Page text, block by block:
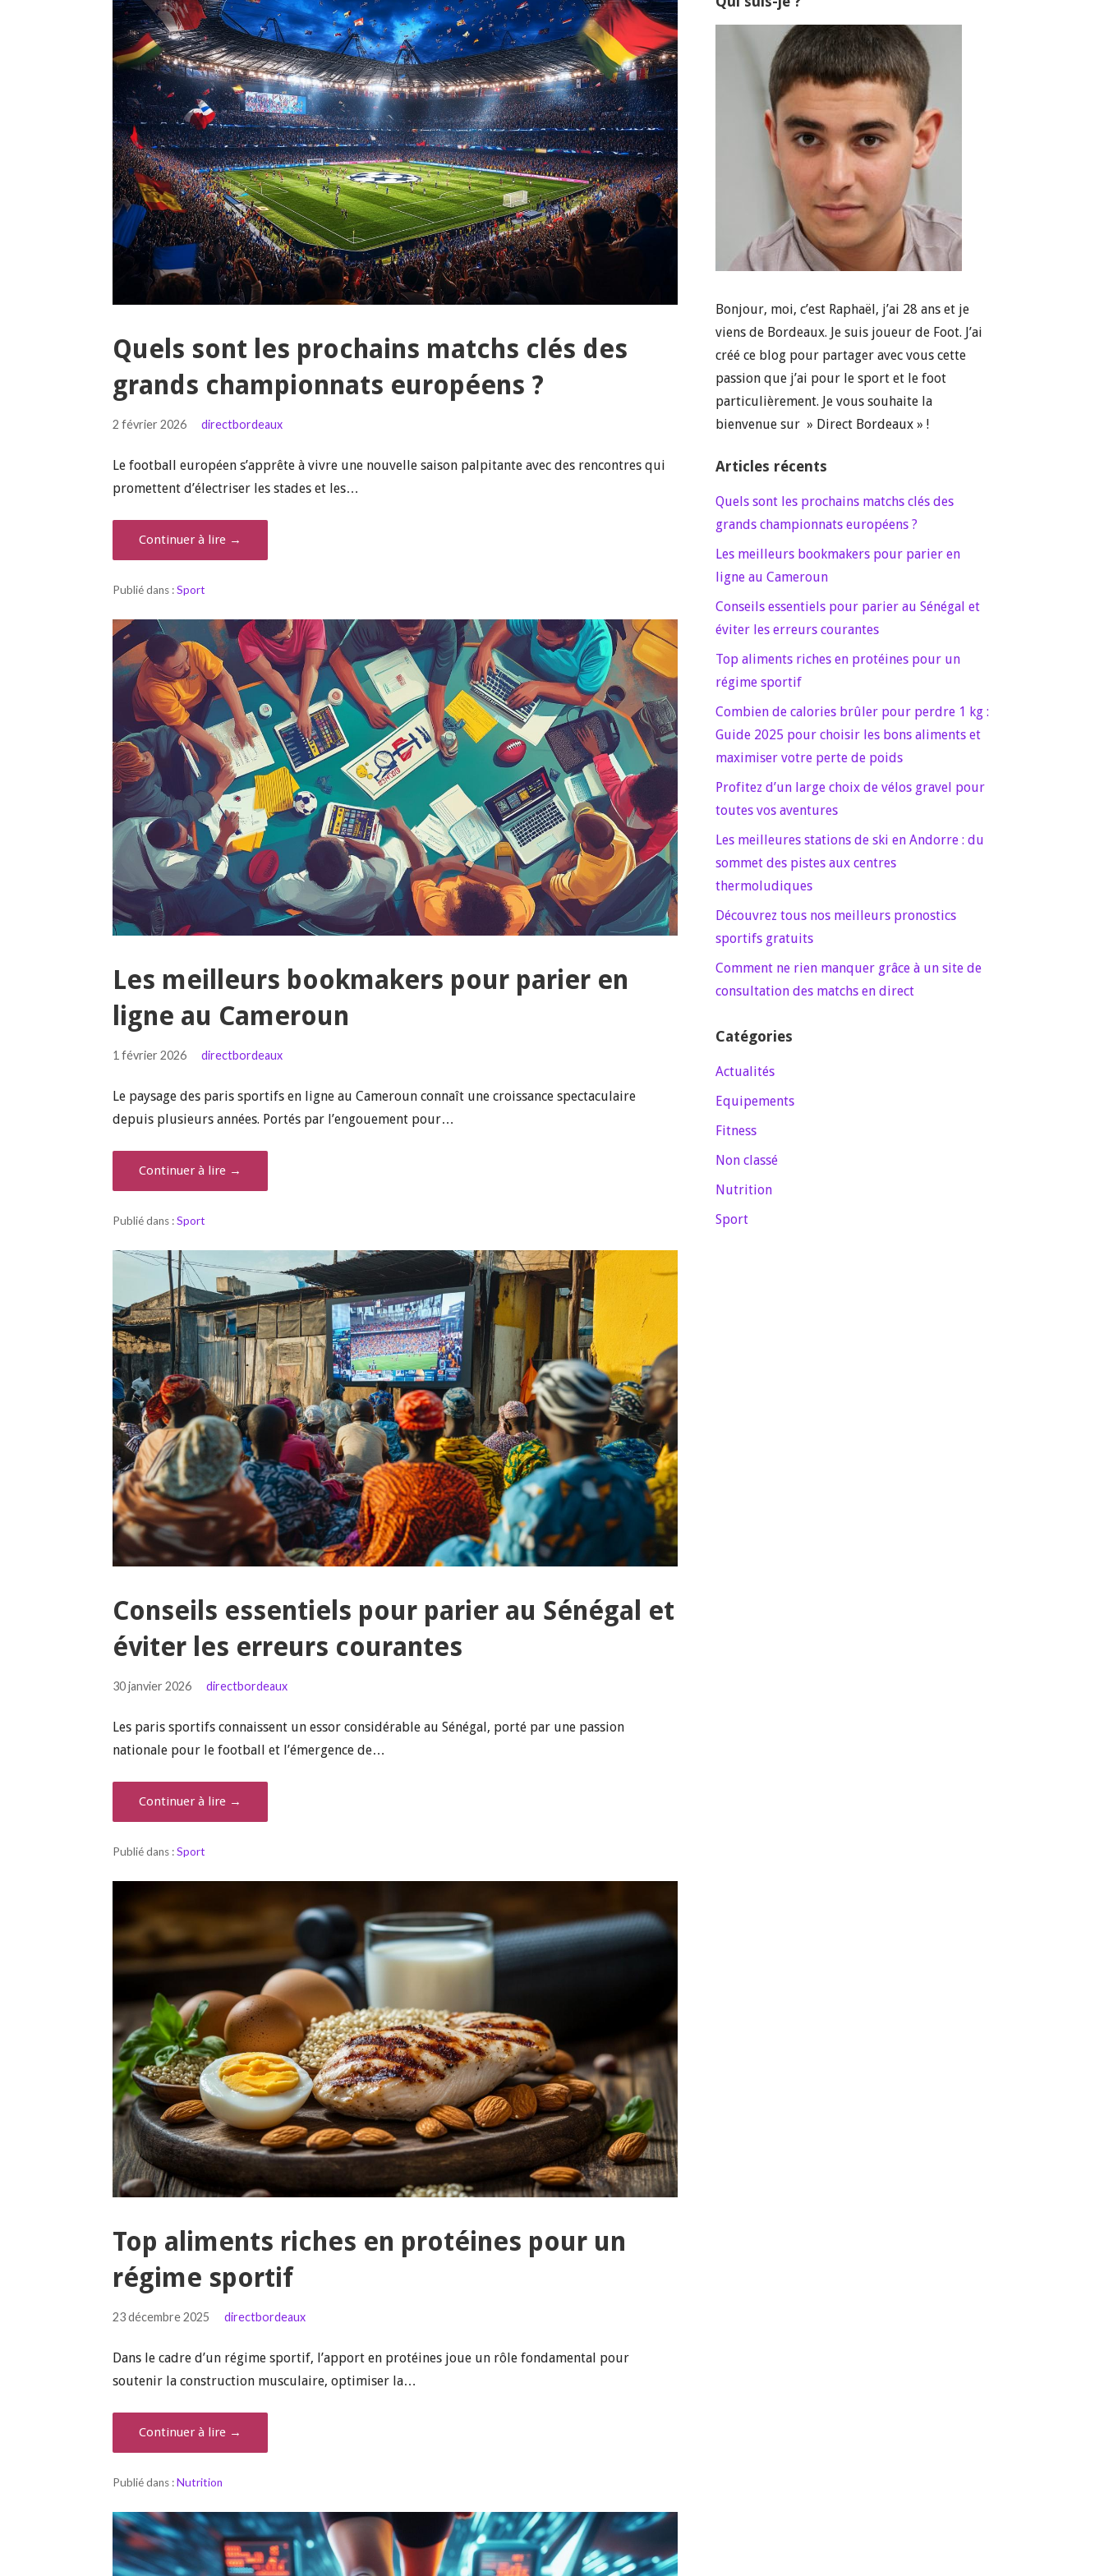
Quels sont les prochains matchs clés des
grands championnats européens ?
2 février 2026 directbordeaux
Le football européen s’apprête à vivre une nouvelle saison palpitante avec des rencontres qui
promettent d’électriser les stades et les…
Continuer à lire →
Publié dans :Sport
Les meilleurs bookmakers pour parier en
ligne au Cameroun
1 février 2026 directbordeaux
Le paysage des paris sportifs en ligne au Cameroun connaît une croissance spectaculaire
depuis plusieurs années. Portés par l’engouement pour…
Continuer à lire →
Publié dans :Sport
Conseils essentiels pour parier au Sénégal et
éviter les erreurs courantes
30 janvier 2026 directbordeaux
Les paris sportifs connaissent un essor considérable au Sénégal, porté par une passion
nationale pour le football et l’émergence de…
Continuer à lire →
Publié dans :Sport
Top aliments riches en protéines pour un
régime sportif
23 décembre 2025 directbordeaux
Dans le cadre d’un régime sportif, l’apport en protéines joue un rôle fondamental pour
soutenir la construction musculaire, optimiser la…
Continuer à lire →
Publié dans :Nutrition
Bonjour, moi, c’est Raphaël, j’ai 28 ans et je
viens de Bordeaux. Je suis joueur de Foot. J’ai
créé ce blog pour partager avec vous cette
passion que j’ai pour le sport et le foot
particulièrement. Je vous souhaite la
bienvenue sur » Direct Bordeaux » !
Articles récents
Quels sont les prochains matchs clés des
grands championnats européens ?
Les meilleurs bookmakers pour parier en
ligne au Cameroun
Conseils essentiels pour parier au Sénégal et
éviter les erreurs courantes
Top aliments riches en protéines pour un
régime sportif
Combien de calories brûler pour perdre 1 kg :
Guide 2025 pour choisir les bons aliments et
maximiser votre perte de poids
Profitez d’un large choix de vélos gravel pour
toutes vos aventures
Les meilleures stations de ski en Andorre : du
sommet des pistes aux centres
thermoludiques
Découvrez tous nos meilleurs pronostics
sportifs gratuits
Comment ne rien manquer grâce à un site de
consultation des matchs en direct
Catégories
Actualités
Equipements
Fitness
Non classé
Nutrition
Sport